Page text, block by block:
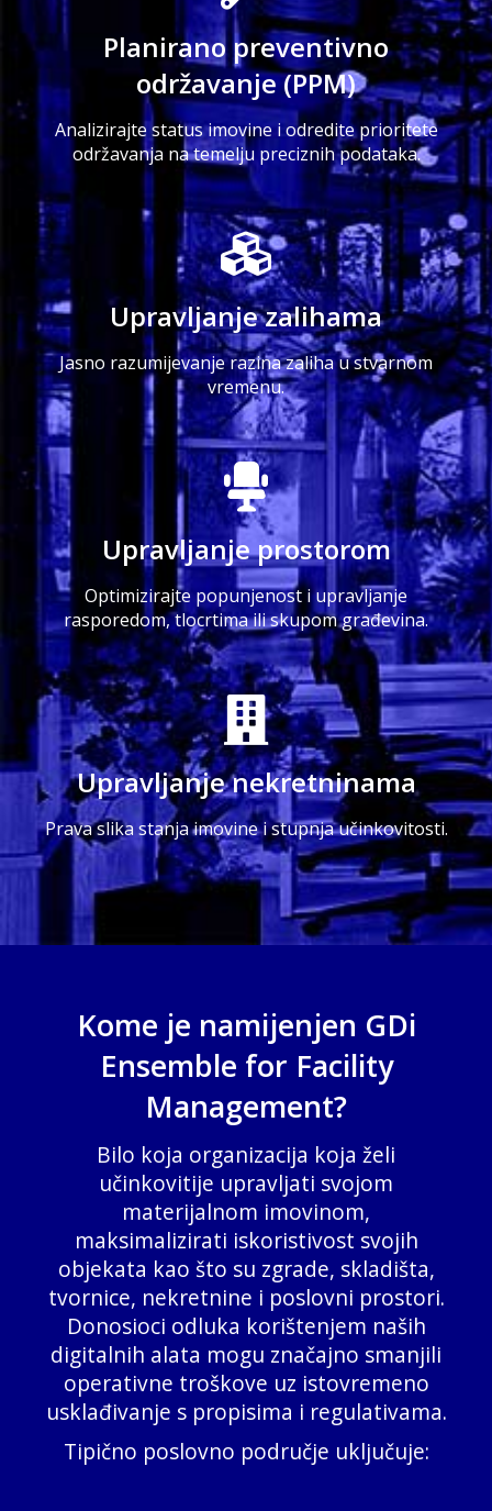
Planirano preventivno
održavanje (PPM)
Analizirajte status imovine i odredite prioritete
održavanja na temelju preciznih podataka.
Upravljanje zalihama
Jasno razumijevanje razina zaliha u stvarnom
vremenu.
Upravljanje prostorom
Optimizirajte popunjenost i upravljanje
rasporedom, tlocrtima ili skupom građevina.
Upravljanje nekretninama
Prava slika stanja imovine i stupnja učinkovitosti.
Kome je namijenjen GDi
Ensemble for Facility
Management?
Bilo koja organizacija koja želi
učinkovitije upravljati svojom
materijalnom imovinom,
maksimalizirati iskoristivost svojih
objekata kao što su zgrade, skladišta,
tvornice, nekretnine i poslovni prostori.
Donosioci odluka korištenjem naših
digitalnih alata mogu značajno smanjili
operativne troškove uz istovremeno
usklađivanje s propisima i regulativama.
Tipično poslovno područje uključuje: